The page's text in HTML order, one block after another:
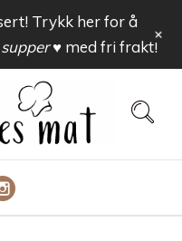
Trykk her for å
♥med fri frakt!
+